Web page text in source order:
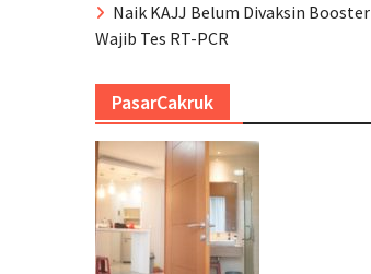
Naik KAJJ Belum Divaksin Booster
Wajib Tes RT-PCR
PasarCakruk